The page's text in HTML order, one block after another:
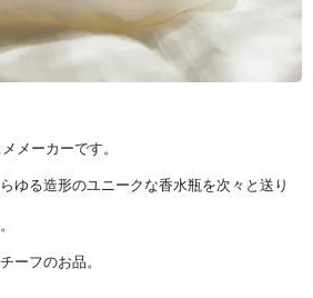
メーカーです。
ゆる造形のユニークな香水瓶を次々と送り
ーフのお品。